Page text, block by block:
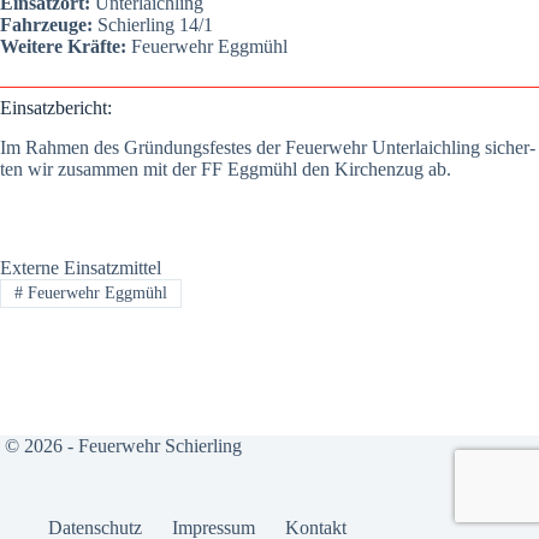
Fahr­zeu­ge: Schier­ling 14/1
Wei­te­re Kräf­te: Feu­er­wehr Egg­mühl
Ein­satz­be­richt:
Im Rah­men des Grün­dungs­fes­tes der Feu­er­wehr Unter­laich­ling sicher­
ten wir zusam­men mit der FF Egg­mühl den Kir­chen­zug ab.
Externe Einsatzmittel
#Feuerwehr Eggmühl
© 2026 - Feuerwehr Schierling
Daten­schutz Impres­sum Kon­takt